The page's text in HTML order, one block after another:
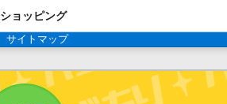
ショッピング
サイトマップ